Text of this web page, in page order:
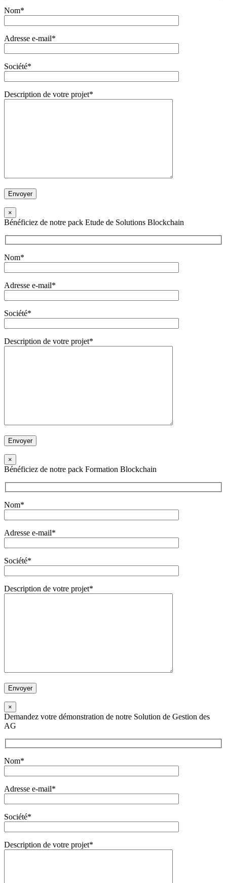
Nom*
Adresse e-mail*
Société*
Description de votre projet*
×
Bénéficiez de notre pack Etude de Solutions Blockchain
Nom*
Adresse e-mail*
Société*
Description de votre projet*
×
Bénéficiez de notre pack Formation Blockchain
Nom*
Adresse e-mail*
Société*
Description de votre projet*
×
Demandez votre démonstration de notre Solution de Gestion des
AG
Nom*
Adresse e-mail*
Société*
Description de votre projet*